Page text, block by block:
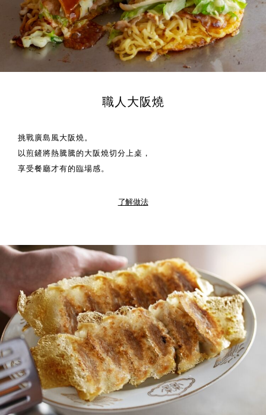
職人大阪燒
挑戰廣島風大阪燒。
以煎鏟將熱騰騰的大阪燒切分上桌，
享受餐廳才有的臨場感。
了解做法